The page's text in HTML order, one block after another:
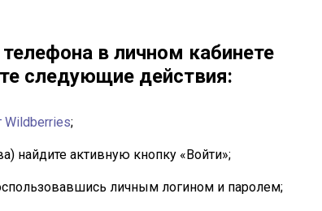
в личном кабинете
следующие действия:
;
найдите активную кнопку «Войти»;
личным логином и паролем;